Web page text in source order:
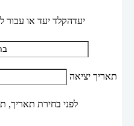
יעדהקלד יעד או עבור
תאריך יציאה
לפני בחירת תאריך,